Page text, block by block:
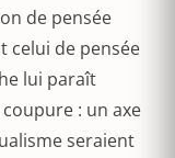
de pensée
celui de pensée
lui paraît
: un axe
seraient